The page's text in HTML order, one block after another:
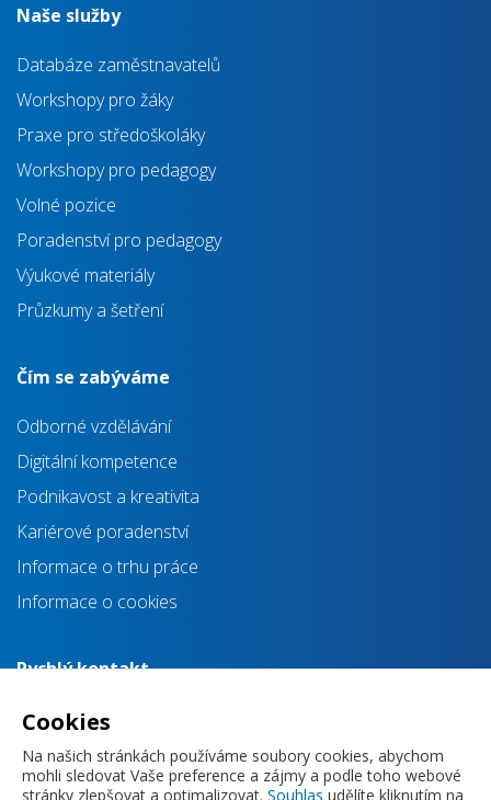
Naše služby
Databáze zaměstnavatelů
Workshopy pro žáky
Praxe pro středoškoláky
Workshopy pro pedagogy
Volné pozice
Poradenství pro pedagogy
Výukové materiály
Průzkumy a šetření
Čím se zabýváme
Odborné vzdělávání
Digitální kompetence
Podnikavost a kreativita
Kariérové poradenství
Informace o trhu práce
Informace o cookies
Rychlý kontakt
info@impulsprokarieru.cz
+420 720 830 118
Cookies
Na našich stránkách používáme soubory cookies, abychom
mohli sledovat Vaše preference a zájmy a podle toho webové
stránky zlepšovat a optimalizovat. Souhlas udělíte kliknutím na